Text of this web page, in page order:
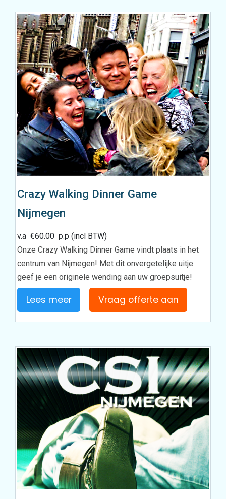
Crazy Walking Dinner Game
Nijmegen
v.a€60.00 p.p (incl BTW)
Onze Crazy Walking Dinner Game vindt plaats in het
centrum van Nijmegen! Met dit onvergetelijke uitje
geef je een originele wending aan uw groepsuitje!
Lees meer Vraag offerte aan